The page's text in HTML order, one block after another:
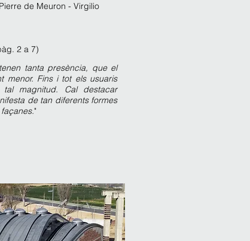
de Meuron - Virgilio
2 a 7)
tanta presència, que el
menor. Fins i tot els usuaris
tal magnitud. Cal destacar
de tan diferents formes
"